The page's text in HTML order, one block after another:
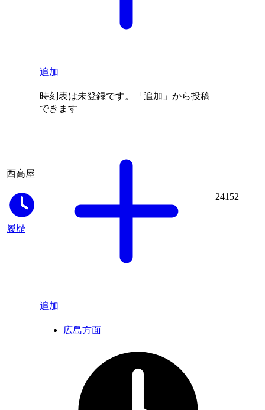
追加
西高屋
履歴
時刻表は未登録です。「追加」から投稿
できます
追加
24152
広島方面